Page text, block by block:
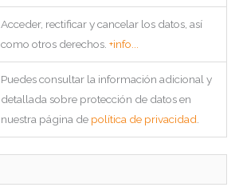
Acceder, rectificar y cancelar los datos, así
como otros derechos. +info...
Puedes consultar la información adicional y
detallada sobre protección de datos en
nuestra página de política de privacidad